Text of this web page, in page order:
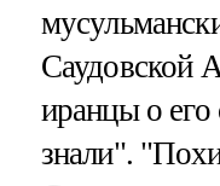
Саудовской
иранцы о его
знали".